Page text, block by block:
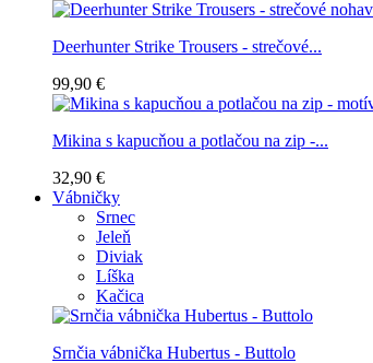
Deerhunter Strike Trousers - strečové...
99,90 €
Mikina s kapucňou a potlačou na zip -...
32,90 €
Vábničky
Srnec
Jeleň
Diviak
Líška
Kačica
Srnčia vábnička Hubertus - Buttolo